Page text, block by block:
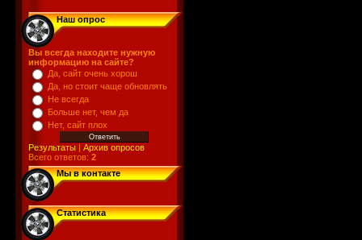
Наш опрос
Вы всегда находите нужную
информацию на сайте?
Да, сайт очень хорош
Да, но стоит чаще обновлять
Не всегда
Больше нет, чем да
Нет, сайт плох
Результаты | Архив опросов
Всего ответов: 2
Мы в контакте
Статистика